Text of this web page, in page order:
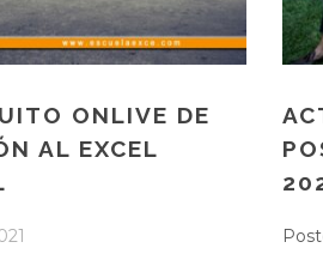
ONLIVE DE
AL EXCEL